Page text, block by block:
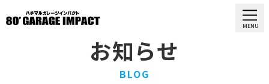
MENU
HOME
ホーム
お知らせ
BLOG